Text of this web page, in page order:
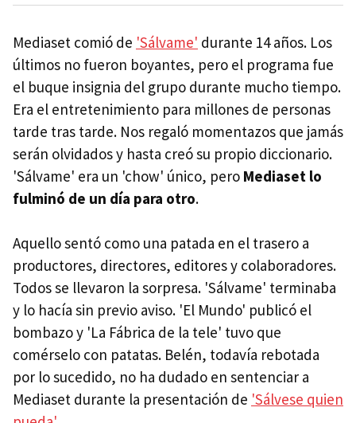
Mediaset comió de 'Sálvame' durante 14 años. Los
últimos no fueron boyantes, pero el programa fue
el buque insignia del grupo durante mucho tiempo.
Era el entretenimiento para millones de personas
tarde tras tarde. Nos regaló momentazos que jamás
serán olvidados y hasta creó su propio diccionario.
'Sálvame' era un 'chow' único, pero Mediaset lo
fulminó de un día para otro.
Aquello sentó como una patada en el trasero a
productores, directores, editores y colaboradores.
Todos se llevaron la sorpresa. 'Sálvame' terminaba
y lo hacía sin previo aviso. 'El Mundo' publicó el
bombazo y 'La Fábrica de la tele' tuvo que
comérselo con patatas. Belén, todavía rebotada
por lo sucedido, no ha dudado en sentenciar a
Mediaset durante la presentación de 'Sálvese quien